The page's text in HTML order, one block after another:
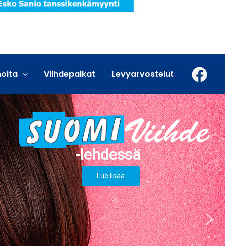
Viihdepaikat Levyarvostelut
Lue lisää